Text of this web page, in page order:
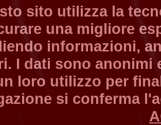
sito utilizza la
una migliore
informazioni,
I dati sono anonimi
loro utilizzo per
si conferma